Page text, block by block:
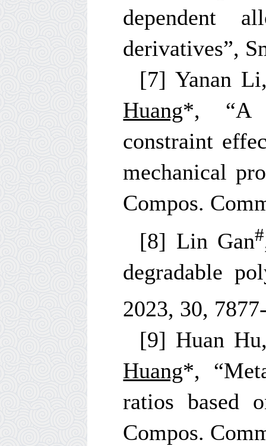
dependent
derivatives”,
[7] Yanan
Huang*, “A
constraint
mechanical
Compos.
[8] Lin Gan#
degradable
2023, 30,
[9] Huan
Huang*,
ratios based
Compos.